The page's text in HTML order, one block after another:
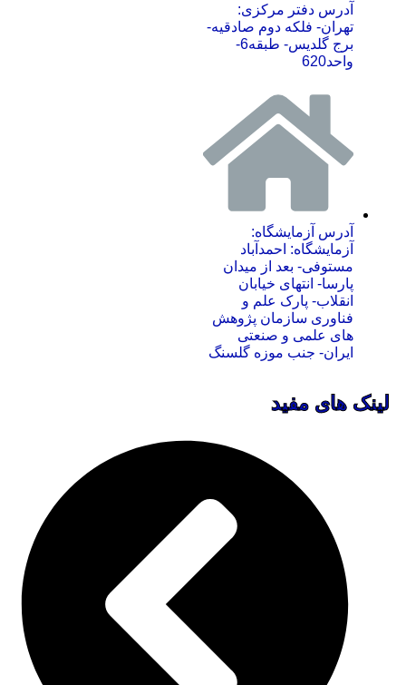
آدرس دفتر مرکزی:
تهران- فلکه دوم صادقیه-
برج گلدیس- طبقه6-
واحد620
آدرس آزمایشگاه:
آزمایشگاه: احمدآباد
مستوفی- بعد از میدان
پارسا- انتهای خیابان
انقلاب- پارک علم و
فناوری سازمان پژوهش
های علمی و صنعتی
ایران- جنب موزه گلسنگ
لینک های مفید